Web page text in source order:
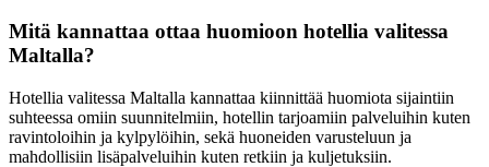
Mitä kannattaa ottaa huomioon hotellia valitessa
Maltalla?
Hotellia valitessa Maltalla kannattaa kiinnittää huomiota sijaintiin
suhteessa omiin suunnitelmiin, hotellin tarjoamiin palveluihin kuten
ravintoloihin ja kylpylöihin, sekä huoneiden varusteluun ja
mahdollisiin lisäpalveluihin kuten retkiin ja kuljetuksiin.